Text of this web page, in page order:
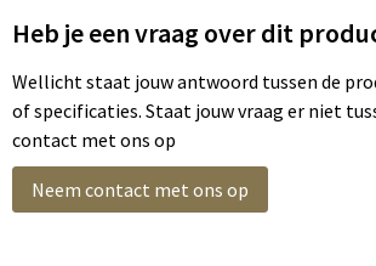
Heb je een vraag over dit
Wellicht staat jouw antwoord tussen de
of specificaties. Staat jouw vraag er niet
contact met ons op
Neem contact met ons op